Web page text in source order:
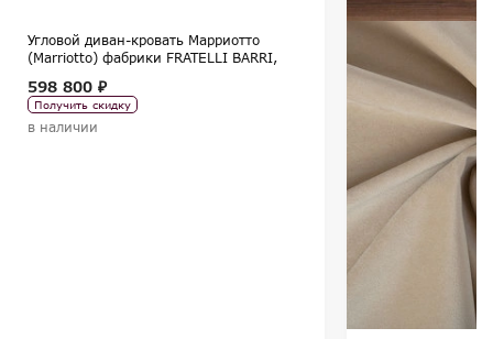
Угловой диван-кровать Марриотто
(Marriotto) фабрики FRATELLI BARRI,
598 800 ₽
Получить скидку
в наличии